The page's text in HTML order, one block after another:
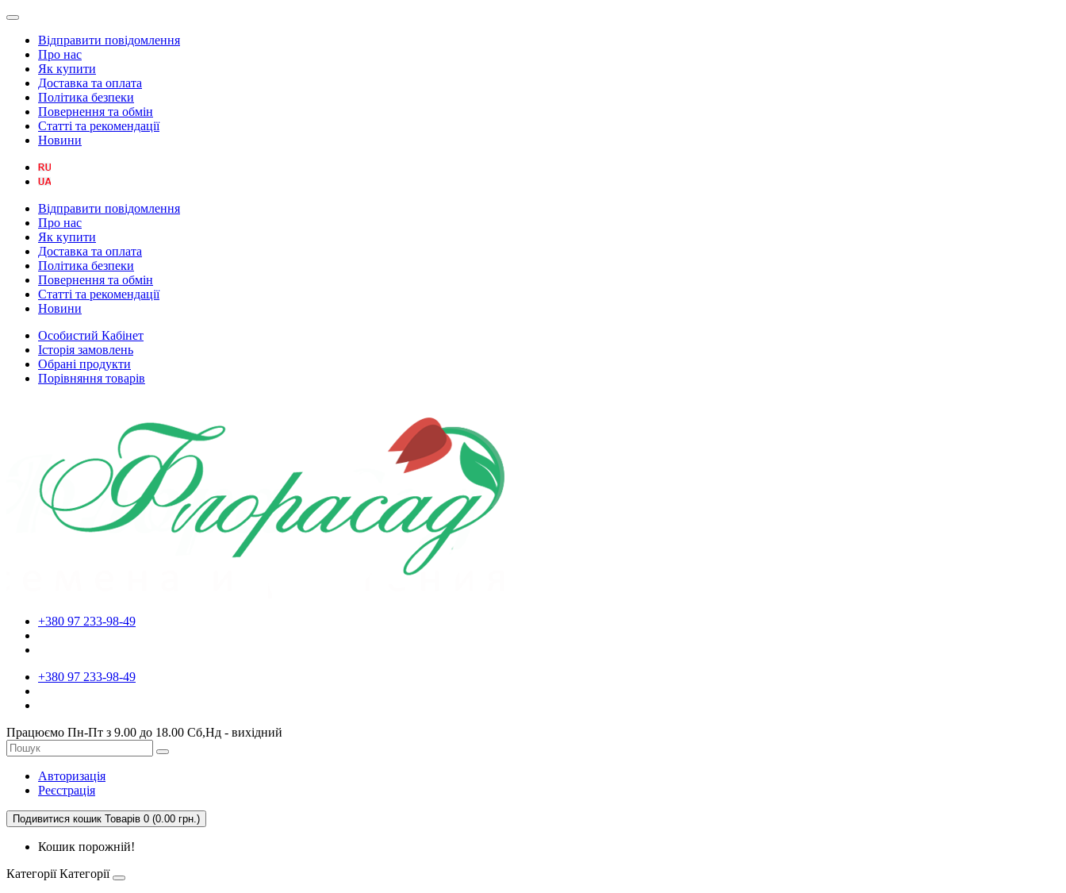
Відправити повідомлення
Про нас
Як купити
Доставка та оплата
Політика безпеки
Повернення та обмін
Статті та рекомендації
Новини
Відправити повідомлення
Про нас
Як купити
Доставка та оплата
Політика безпеки
Повернення та обмін
Статті та рекомендації
Новини
Особистий Кабінет
Історія замовлень
Обрані продукти
Порівняння товарів
+380 97 233-98-49
+380 97 233-98-49
Працюємо Пн-Пт з 9.00 до 18.00 Сб,Нд - вихідний
Авторизація
Реєстрація
Подивитися кошик Товарів 0 (0.00 грн.)
Кошик порожній!
Категорії Категорії